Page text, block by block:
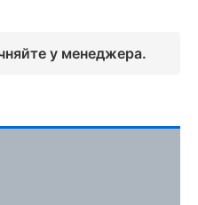
у менеджера.